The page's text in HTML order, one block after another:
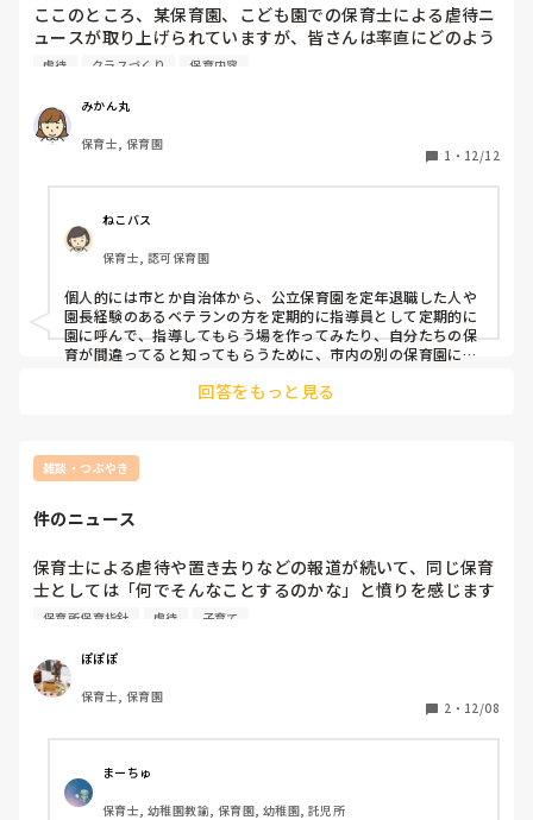
ここのところ、某保育園、こども園での保育士による虐待ニ
ュースが取り上げられていますが、皆さんは率直にどのよう
に思われていますか？また、今後少しでもあのような出来事
ニュースで耳にするたび自分の中で色々と考えてしまい、こ
の仕事についての未来への憂いが増すばかりです。
どんなことでも構いません。ぜひご意見や思いを聞かせて欲
しいです。
虐待 クラスづくり 保育内容
みかん丸
保育士, 保育園
1 ・ 12/12
ねこバス
保育士, 認可保育園
個人的には市とか自治体から、公立保育園を定年退職した人や
園長経験のあるベテランの方を定期的に指導員として定期的に
園に呼んで、指導してもらう場を作ってみたり、自分たちの保
育が間違ってると知ってもらうために、市内の別の保育園に一
してみたり、第三者に直接指導してもらう場をもうければ何か
回答をもっと見る
雑談・つぶやき
件のニュース
保育士による虐待や置き去りなどの報道が続いて、同じ保育
士としては「何でそんなことするのかな」と憤りを感じます
が、
ども”の対人数の見直しをしてもらえないかなぁと思う自分
もいます。
保育所保育指針 虐待 子育て
ぽぽぽ
保育士, 保育園
2 ・ 12/08
まーちゅ
保育士, 幼稚園教諭, 保育園, 幼稚園, 託児所